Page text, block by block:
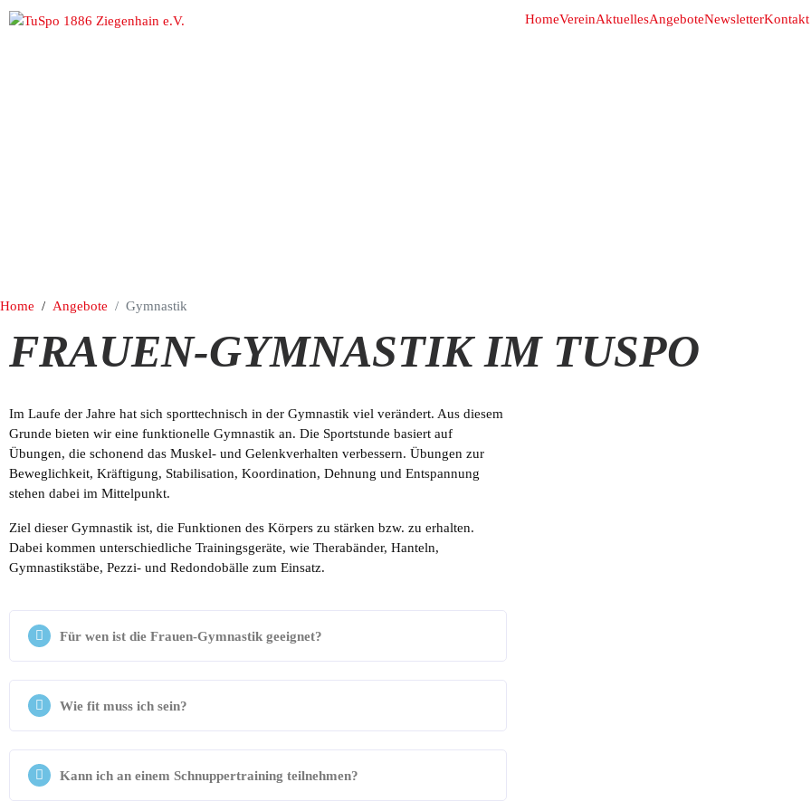
HomeVereinAktuellesAngeboteNewsletterKontakt
Home Angebote Gymnastik
FRAUEN-GYMNASTIK IM TUSPO
Im Laufe der Jahre hat sich sporttechnisch in der Gymnastik viel verändert. Aus diesem
Grunde bieten wir eine funktionelle Gymnastik an. Die Sportstunde basiert auf
Übungen, die schonend das Muskel- und Gelenkverhalten verbessern. Übungen zur
Beweglichkeit, Kräftigung, Stabilisation, Koordination, Dehnung und Entspannung
stehen dabei im Mittelpunkt.
Ziel dieser Gymnastik ist, die Funktionen des Körpers zu stärken bzw. zu erhalten.
Dabei kommen unterschiedliche Trainingsgeräte, wie Therabänder, Hanteln,
Gymnastikstäbe, Pezzi- und Redondobälle zum Einsatz.
Für wen ist die Frauen-Gymnastik geeignet?
Wie fit muss ich sein?
Kann ich an einem Schnuppertraining teilnehmen?